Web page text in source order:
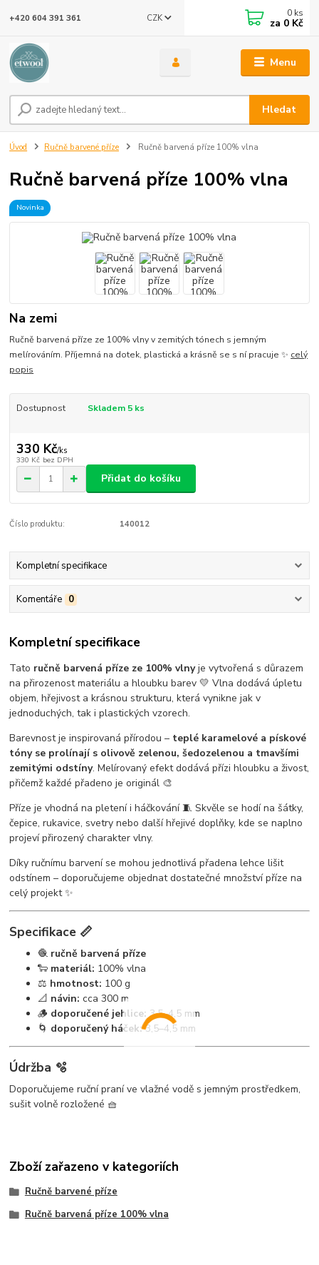
Menu
CZK
Hledat
+420 604 391 361 0 ks
za 0 Kč
Úvod Ručně barvené příze Ručně barvená příze 100% vlna
Ručně barvená příze 100% vlna
Novinka
Na zemi
Ručně barvená příze ze 100% vlny v zemitých tónech s jemným
melírováním. Příjemná na dotek, plastická a krásně se s ní pracuje ✨ celý
popis
Dostupnost Skladem 5 ks
330 Kč/ks
330 Kč bez DPH
Přidat do košíku
Číslo produktu: 140012
Kompletní specifikace
Komentáře 0
Kompletní specifikace
Tato ručně barvená příze ze 100% vlnyje vytvořená s důrazem
na přirozenost materiálu a hloubku barev 💛 Vlna dodává úpletu
objem, hřejivost a krásnou strukturu, která vynikne jak v
jednoduchých, tak i plastických vzorech.
Barevnost je inspirovaná přírodou – teplé karamelové a pískové
tóny se prolínají s olivově zelenou, šedozelenou a tmavšími
zemitými odstíny. Melírovaný efekt dodává přízi hloubku a živost,
přičemž každé přadeno je originál 🎨
Příze je vhodná na pletení i háčkování 🧵 Skvěle se hodí na šátky,
čepice, rukavice, svetry nebo další hřejivé doplňky, kde se naplno
projeví přirozený charakter vlny.
Díky ručnímu barvení se mohou jednotlivá přadena lehce lišit
odstínem – doporučujeme objednat dostatečné množství příze na
celý projekt ✨
Specifikace 📏
🧶 ručně barvená příze
🐑 materiál: 100% vlna
⚖️ hmotnost: 100 g
📐 návin: cca 300 m
🪵 doporučené jehlice:3,5–4,5 mm
🌀 doporučený háček:3,5–4,5 mm
Údržba 🫧
Doporučujeme ruční praní ve vlažné vodě s jemným prostředkem,
sušit volně rozložené 🧺
Zboží zařazeno v kategoriích
Ručně barvené příze
Ručně barvená příze 100% vlna